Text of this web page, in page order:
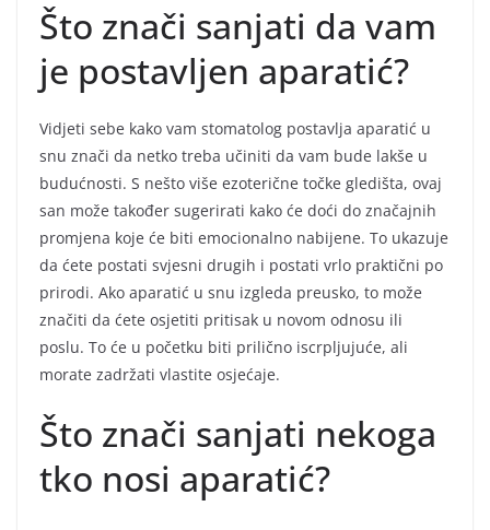
Što znači sanjati da vam
je postavljen aparatić?
Vidjeti sebe kako vam stomatolog postavlja aparatić u
snu znači da netko treba učiniti da vam bude lakše u
budućnosti. S nešto više ezoterične točke gledišta, ovaj
san može također sugerirati kako će doći do značajnih
promjena koje će biti emocionalno nabijene. To ukazuje
da ćete postati svjesni drugih i postati vrlo praktični po
prirodi. Ako aparatić u snu izgleda preusko, to može
značiti da ćete osjetiti pritisak u novom odnosu ili
poslu. To će u početku biti prilično iscrpljujuće, ali
morate zadržati vlastite osjećaje.
Što znači sanjati nekoga
tko nosi aparatić?